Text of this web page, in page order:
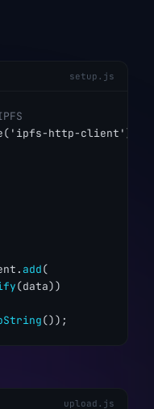
setup.js
add(
(data))
());
upload.js